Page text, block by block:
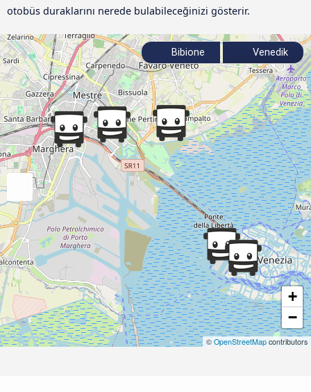
otobüs duraklarını nerede bulabileceğinizi gösterir.
+
−
© OpenStreetMap contributors
Bibione Venedik